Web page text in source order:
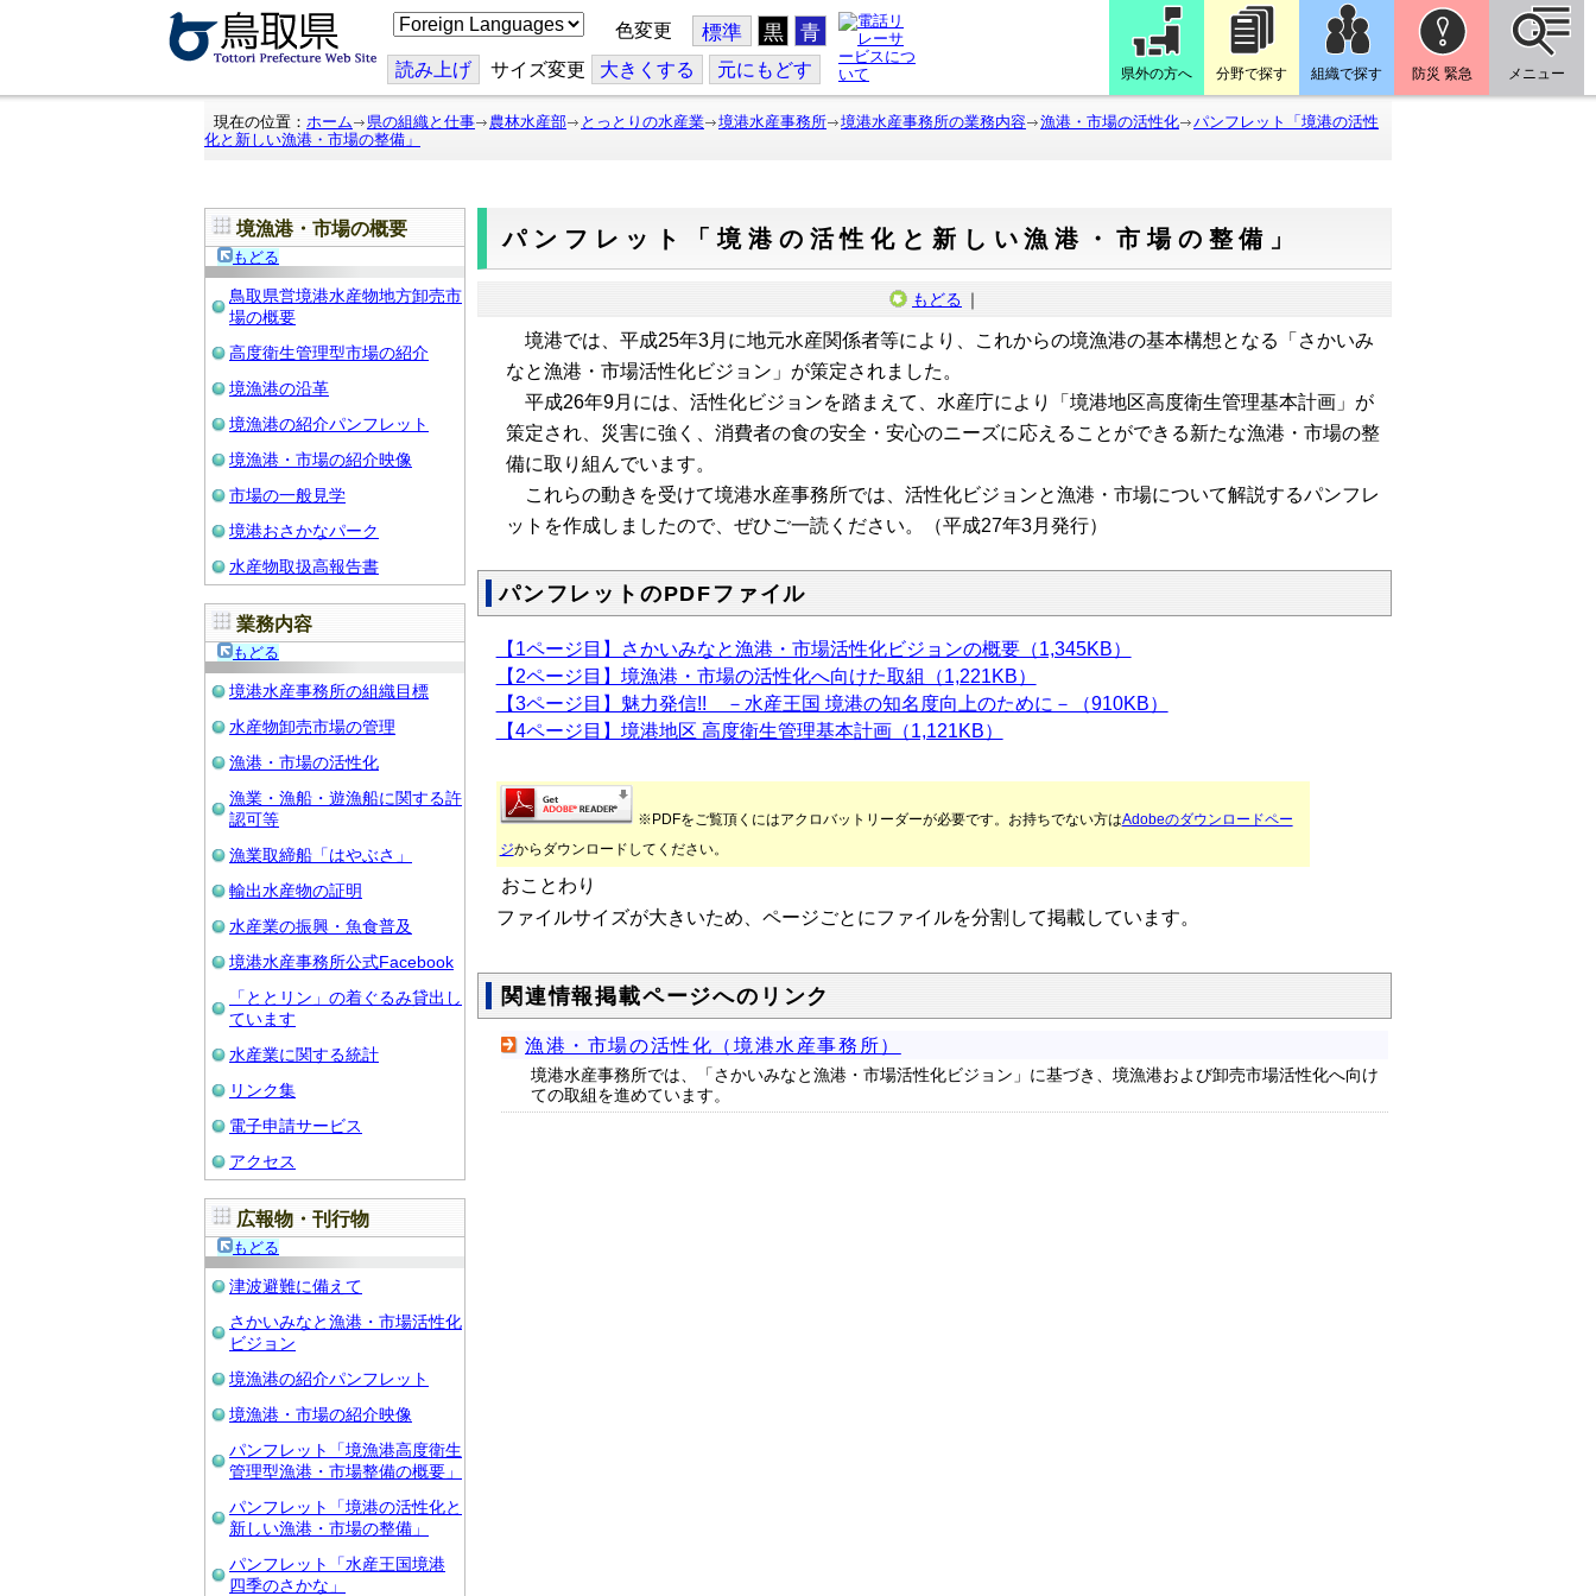
こ
の
ジ
を
翻
訳
色変更 標準 黒 青
読み上げ サイズ変更 大きくする 元にもどす 県外の方へ 分野で探す 組織で探す 防災 緊急 メニュー
現在の位置： ホーム 県の組織と仕事 農林水産部 とっとりの水産業 境港水産事務所 境港水産事務所の業務内容 漁港・市場の活性化
パンフレット「境港の活性
化と新しい漁港・市場の整備」
境漁港・市場の概要
もどる
鳥取県営境港水産物地方卸売市
場の概要
高度衛生管理型市場の紹介
境漁港の沿革
境漁港の紹介パンフレット
境漁港・市場の紹介映像
市場の一般見学
境港おさかなパーク
水産物取扱高報告書
業務内容
もどる
境港水産事務所の組織目標
水産物卸売市場の管理
漁港・市場の活性化
漁業・漁船・遊漁船に関する許
認可等
漁業取締船「はやぶさ」
輸出水産物の証明
水産業の振興・魚食普及
境港水産事務所公式Facebook
「ととリン」の着ぐるみ貸出し
ています
水産業に関する統計
リンク集
電子申請サービス
アクセス
広報物・刊行物
もどる
津波避難に備えて
さかいみなと漁港・市場活性化
ビジョン
境漁港の紹介パンフレット
境漁港・市場の紹介映像
パンフレット「境漁港高度衛生
管理型漁港・市場整備の概要」
パンフレット「境港の活性化と
新しい漁港・市場の整備」
パンフレット「水産王国境港
四季のさかな」
パンフレット「境港の活性化と新しい漁港・市場の整備」
もどる ｜
境港では、平成25年3月に地元水産関係者等により、これからの境漁港の基本構想となる「さかいみ
なと漁港・市場活性化ビジョン」が策定されました。
平成26年9月には、活性化ビジョンを踏まえて、水産庁により「境港地区高度衛生管理基本計画」が
策定され、災害に強く、消費者の食の安全・安心のニーズに応えることができる新たな漁港・市場の整
備に取り組んでいます。
これらの動きを受けて境港水産事務所では、活性化ビジョンと漁港・市場について解説するパンフレ
ットを作成しましたので、ぜひご一読ください。（平成27年3月発行）
パンフレットのPDFファイル
【1ページ目】さかいみなと漁港・市場活性化ビジョンの概要（1,345KB）
【2ページ目】境漁港・市場の活性化へ向けた取組（1,221KB）
【3ページ目】魅力発信!! －水産王国 境港の知名度向上のために－（910KB）
【4ページ目】境港地区 高度衛生管理基本計画（1,121KB）
※PDFをご覧頂くにはアクロバットリーダーが必要です。お持ちでない方はAdobeのダウンロードペー
ジからダウンロードしてください。
おことわり
ファイルサイズが大きいため、ページごとにファイルを分割して掲載しています。
関連情報掲載ページへのリンク
漁港・市場の活性化（境港水産事務所）
境港水産事務所では、「さかいみなと漁港・市場活性化ビジョン」に基づき、境漁港および卸売市場活性化へ向け
ての取組を進めています。